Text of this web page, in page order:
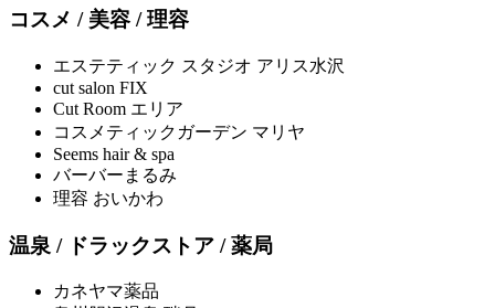
コスメ / 美容 / 理容
エステティック スタジオ アリス水沢
cut salon FIX
Cut Room エリア
コスメティックガーデン マリヤ
Seems hair & spa
バーバーまるみ
理容 おいかわ
温泉 / ドラックストア / 薬局
カネヤマ薬品